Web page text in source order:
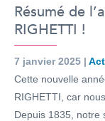
Résumé de
RIGHETTI !
7 janvier 2025 |
Cette nouvelle
RIGHETTI, car
Depuis 1835, notre